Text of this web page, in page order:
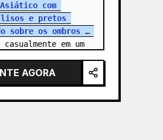
com
lisos e pretos
sobre os ombros e
em um
{argumen…
AGORA